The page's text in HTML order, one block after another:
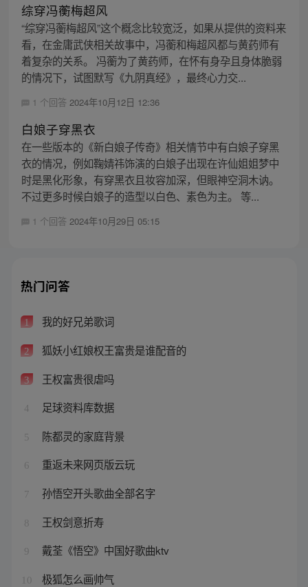
综穿冯蘅梅超风
“综穿冯蘅梅超风”这个概念比较宽泛，如果从提供的资料来
看，在金庸武侠相关故事中，冯蘅和梅超风都与黄药师有
着复杂的关系。 冯蘅为了黄药师，在怀有身孕且身体脆弱
的情况下，试图默写《九阴真经》，最终心力交...
1 个回答 2024年10月12日 12:36
白娘子穿黑衣
在一些版本的《新白娘子传奇》相关情节中有白娘子穿黑
衣的情况，例如鞠婧祎饰演的白娘子出现在许仙姐姐梦中
时是黑化形象，有穿黑衣且妆容加深，但眼神空洞木讷。
不过更多时候白娘子的造型以白色、素色为主。 等...
1 个回答 2024年10月29日 05:15
热门问答
1 我的好兄弟歌词
2 狐妖小红娘权王富贵是谁配音的
3 王权富贵很虐吗
4 足球资料库数据
5 陈都灵的家庭背景
6 重返未来网页版云玩
7 孙悟空开头歌曲全部名字
8 王权剑意折寿
9 戴荃《悟空》中国好歌曲ktv
10 极狐怎么画帅气